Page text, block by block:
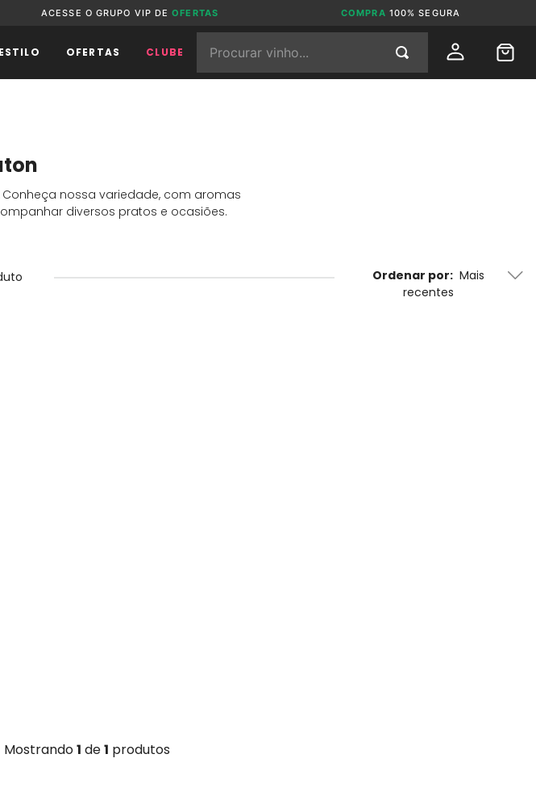
ACESSE O GRUPO VIP DEOFERTAS COMPRA 100% SEGURA
ESTILO OFERTAS CLUBE
nossa variedade, com aromas
diversos pratos e ocasiões.
Ordenar por
Mais
recentes
Mostrando1 de1 produtos